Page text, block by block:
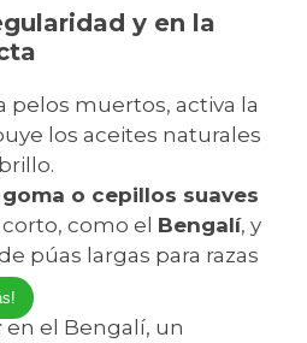
y en la
pelos muertos, activa la
los aceites naturales
o cepillos suaves
como el Bengalí, y
púas largas para razas
en el Bengalí, un